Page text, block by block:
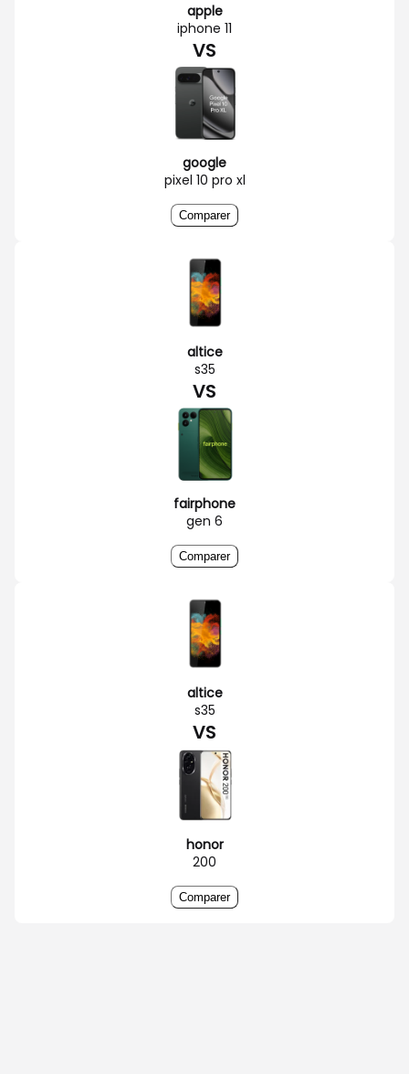
apple
iphone 11
VS
google
pixel 10 pro xl
Comparer
altice
s35
VS
fairphone
gen 6
Comparer
altice
s35
VS
honor
200
Comparer